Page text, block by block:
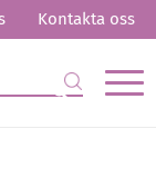
Kontakta oss